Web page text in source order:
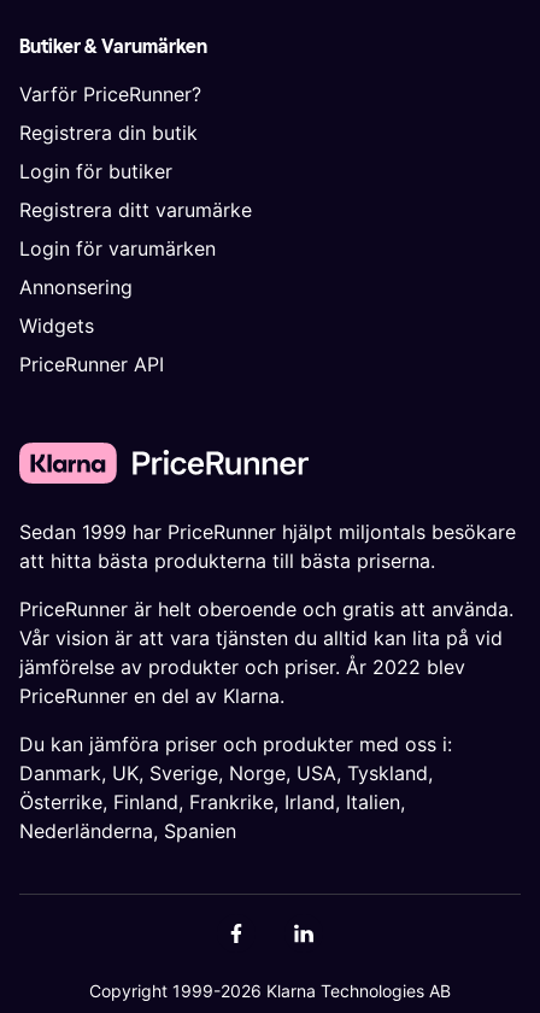
Butiker & Varumärken
Varför PriceRunner?
Registrera din butik
Login för butiker
Registrera ditt varumärke
Login för varumärken
Annonsering
Widgets
PriceRunner API
Sedan 1999 har PriceRunner hjälpt miljontals besökare
att hitta bästa produkterna till bästa priserna.
PriceRunner är helt oberoende och gratis att använda.
Vår vision är att vara tjänsten du alltid kan lita på vid
jämförelse av produkter och priser. År 2022 blev
PriceRunner en del av Klarna.
Du kan jämföra priser och produkter med oss i:
Danmark, UK, Sverige, Norge, USA, Tyskland,
Österrike, Finland, Frankrike, Irland, Italien,
Nederländerna, Spanien
Copyright 1999-2026 Klarna Technologies AB